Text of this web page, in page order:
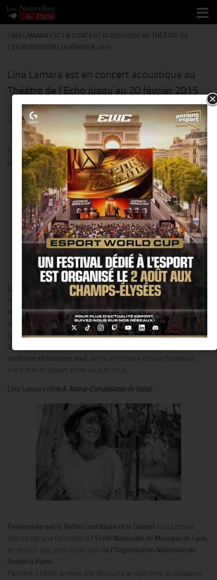
Skip to content
LINA LAMARA EST EN CONCERT ACOUSTIQUE AU THÉÂTRE DE
L’ECHO JUSQU’AU 20 FÉVRIER 2015
Lina Lamara est en concert acoustique au
Théâtre de l’Echo jusqu’au 20 février 2015
THIERRY KER · PUBLIÉ27 NOVEMBRE 2014· MIS À JOUR27
NOVEMBRE 2014
AprèsThe Voice et Plus Belle la vie, Lina Lamara nous
présente son concert acoustique« La Clef de Gaïa ».
La Clef de Gaïa est un voyage initiatique dans un pays lointain
mi-
chemin entre le désert et la mer
originalesauxsonorités blues, soul et berbères,Lina Lamaravous
convie à cette destination vers des racines entre deux eaux.
Entrez, ôtez vos chaussures, installez vous. Fermez les yeux. 1, 2,
3… Vous n’êtes plus à Paris
soufisme et musique soul, entre un conteur et une chanteuse,
entre mer et désert, entre vous et nous.
Lina Lamara ( Voix & Auteur-Compositeur de Gaïa) :
Passionnée par le Rythm’and Blues et le Gospel, Lina Lamara
débute par une formation à l’Ecole Nationale de Musique de Lyon,
en section jazz, ainsi qu’au sein de l’Organisation Nationale du
Gospel à Paris.
Pendant 3 belles années, elle découvre le répertoire du Gospel et